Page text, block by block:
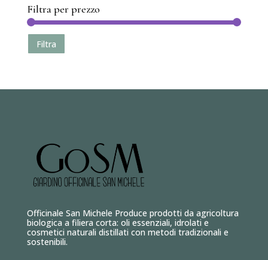
Filtra per prezzo
Filtra
Officinale San Michele Produce prodotti da agricoltura
biologica a filiera corta: oli essenziali, idrolati e
cosmetici naturali distillati con metodi tradizionali e
sostenibili.